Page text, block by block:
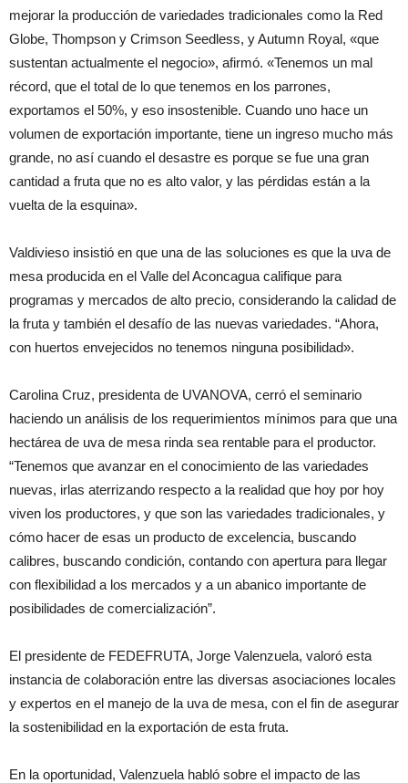
mejorar la producción de variedades tradicionales como la Red
Globe, Thompson y Crimson Seedless, y Autumn Royal, «que
sustentan actualmente el negocio», afirmó. «Tenemos un mal
récord, que el total de lo que tenemos en los parrones,
exportamos el 50%, y eso insostenible. Cuando uno hace un
volumen de exportación importante, tiene un ingreso mucho más
grande, no así cuando el desastre es porque se fue una gran
cantidad a fruta que no es alto valor, y las pérdidas están a la
vuelta de la esquina».
Valdivieso insistió en que una de las soluciones es que la uva de
mesa producida en el Valle del Aconcagua califique para
programas y mercados de alto precio, considerando la calidad de
la fruta y también el desafío de las nuevas variedades. “Ahora,
con huertos envejecidos no tenemos ninguna posibilidad».
Carolina Cruz, presidenta de UVANOVA, cerró el seminario
haciendo un análisis de los requerimientos mínimos para que una
hectárea de uva de mesa rinda sea rentable para el productor.
“Tenemos que avanzar en el conocimiento de las variedades
nuevas, irlas aterrizando respecto a la realidad que hoy por hoy
viven los productores, y que son las variedades tradicionales, y
cómo hacer de esas un producto de excelencia, buscando
calibres, buscando condición, contando con apertura para llegar
con flexibilidad a los mercados y a un abanico importante de
posibilidades de comercialización”.
El presidente de FEDEFRUTA, Jorge Valenzuela, valoró esta
instancia de colaboración entre las diversas asociaciones locales
y expertos en el manejo de la uva de mesa, con el fin de asegurar
la sostenibilidad en la exportación de esta fruta.
En la oportunidad, Valenzuela habló sobre el impacto de las